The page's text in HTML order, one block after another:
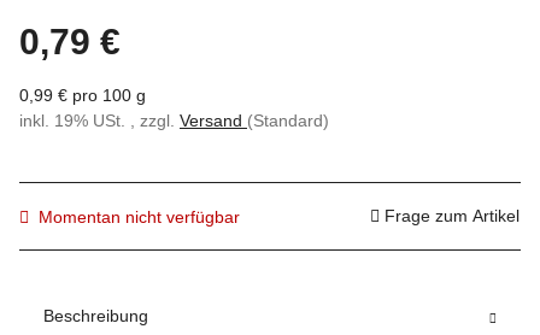
0,79 €
0,99 € pro 100 g
inkl. 19% USt. , zzgl. Versand (Standard)
Momentan nicht verfügbar Frage zum Artikel
Beschreibung